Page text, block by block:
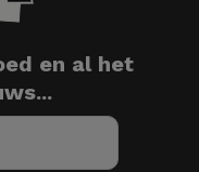
en al het